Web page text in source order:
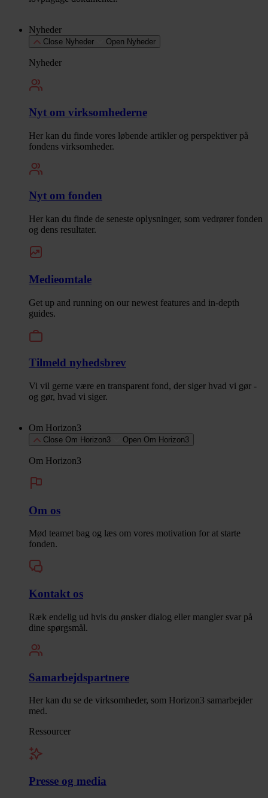
Nyheder
Close Nyheder Open Nyheder
Nyheder
Nyt om virksomhederne
Her kan du finde vores løbende artikler og perspektiver på
fondens virksomheder.
Nyt om fonden
Her kan du finde de seneste oplysninger, som vedrører fonden
og dens resultater.
Medieomtale
Get up and running on our newest features and in-depth
guides.
Tilmeld nyhedsbrev
Vi vil gerne være en transparent fond, der siger hvad vi gør -
og gør, hvad vi siger.
Om Horizon3
Close Om Horizon3 Open Om Horizon3
Om Horizon3
Om os
Mød teamet bag og læs om vores motivation for at starte
fonden.
Kontakt os
Ræk endelig ud hvis du ønsker dialog eller mangler svar på
dine spørgsmål.
Samarbejdspartnere
Her kan du se de virksomheder, som Horizon3 samarbejder
med.
Ressourcer
Presse og media